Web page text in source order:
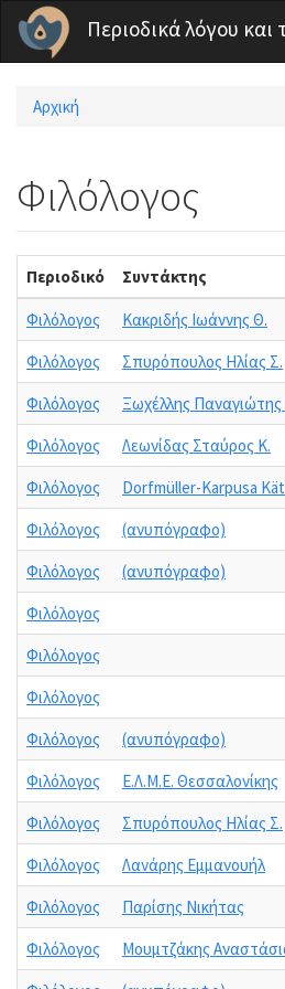
Παράκαμψη προς το κυρίως περιεχόμενο
Περιοδικά λόγου και
Είστε εδώ
Αρχική
Φιλόλογος
Περιοδικό Συντάκτης
Φιλόλογος Κακριδής Ιωάννης Θ.
Φιλόλογος
Σπυρόπουλος Ηλίας Σ.
Φιλόλογος
Ξωχέλλης Παναγιώτης
Φιλόλογος
Λεωνίδας Σταύρος Κ.
Φιλόλογος
Dorfmüller-Karpusa
Φιλόλογος
(ανυπόγραφο)
Φιλόλογος
(ανυπόγραφο)
Φιλόλογος
Φιλόλογος
Φιλόλογος
Φιλόλογος
(ανυπόγραφο)
Φιλόλογος
Ε.Λ.Μ.Ε. Θεσσαλονίκης
Φιλόλογος
Σπυρόπουλος Ηλίας Σ.
Φιλόλογος
Λανάρης Εμμανουήλ
Φιλόλογος
Παρίσης Νικήτας
Φιλόλογος
Μουμτζάκης